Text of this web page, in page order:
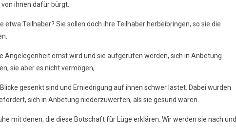
von ihnen dafür bürgt.
etwa Teilhaber? Sie sollen doch ihre Teilhaber herbeibringen, so sie die
Angelegenheit ernst wird und sie aufgerufen werden, sich in Anbetung
sie aber es nicht vermögen,
gesenkt sind und Erniedrigung auf ihnen schwer lastet. Dabei wurden
sich in Anbetung niederzuwerfen, als sie gesund waren.
mit denen, die diese Botschaft für Lüge erklären. Wir werden sie nach und